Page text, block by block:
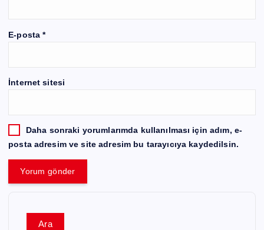
E-posta*
İnternet sitesi
Daha sonraki yorumlarımda kullanılması için adım, e-
posta adresim ve site adresim bu tarayıcıya kaydedilsin.
Ara